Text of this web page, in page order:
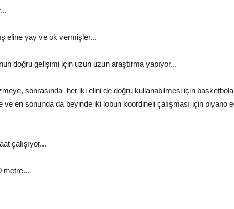
eline yay ve ok vermişler...
doğru gelişimi için uzun uzun araştırma yapıyor...
sonrasında her iki elini de doğru kullanabilmesi için
en sonunda da beyinde iki lobun koordineli çalışması için piyano
çalışıyor...
metre...